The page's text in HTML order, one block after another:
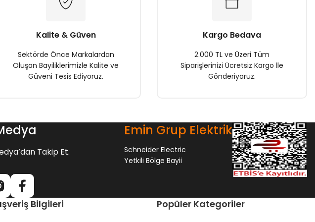
Kalite & Güven
Sektörde Önce Markalardan
Oluşan Bayiliklerimizle Kalite ve
Güveni Tesis Ediyoruz.
Kargo Bedava
2.000 TL ve Üzeri Tüm
Siparişlerinizi Ücretsiz Kargo İle
Gönderiyoruz.
Takip Et.
Emin Grup Elektrik
Schneider Electric
Yetkili Bölge Bayii
Bilgileri Popüler Kategoriler